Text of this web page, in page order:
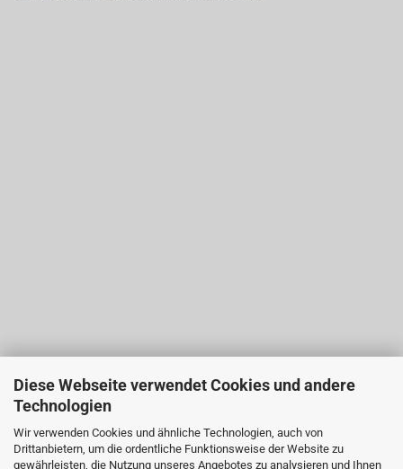
Diese Webseite verwendet Cookies und andere
Technologien
Wir verwenden Cookies und ähnliche Technologien, auch von
Drittanbietern, um die ordentliche Funktionsweise der Website zu
gewährleisten, die Nutzung unseres Angebotes zu analysieren und Ihnen